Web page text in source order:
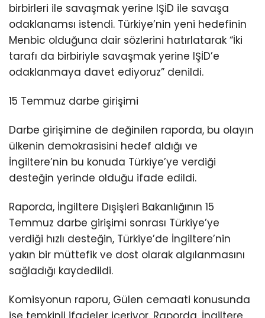
birbirleri ile savaşmak yerine IŞİD ile savaşa
odaklanamsı istendi. Türkiye’nin yeni hedefinin
Menbic olduğuna dair sözlerini hatırlatarak “İki
tarafı da birbiriyle savaşmak yerine IŞİD’e
odaklanmaya davet ediyoruz” denildi.
15 Temmuz darbe girişimi
Darbe girişimine de değinilen raporda, bu olayın
ülkenin demokrasisini hedef aldığı ve
İngiltere’nin bu konuda Türkiye’ye verdiği
desteğin yerinde olduğu ifade edildi.
Raporda, İngiltere Dışişleri Bakanlığının 15
Temmuz darbe girişimi sonrası Türkiye’ye
verdiği hızlı desteğin, Türkiye’de İngiltere’nin
yakın bir müttefik ve dost olarak algılanmasını
sağladığı kaydedildi.
Komisyonun raporu, Gülen cemaati konusunda